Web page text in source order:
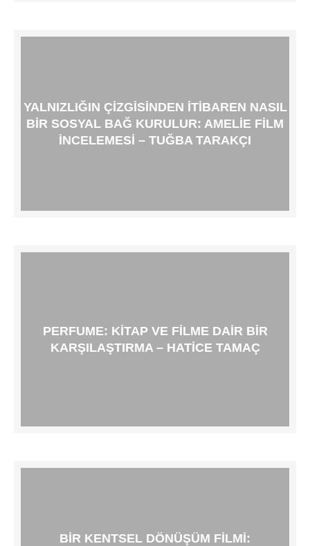
YALNIZLIĞIN ÇIZGISINDEN İTIBAREN NASIL
BIR SOSYAL BAĞ KURULUR: AMELIE FILM
İNCELEMESI – TUĞBA TARAKÇI
PERFUME: KITAP VE FILME DAIR BIR
KARŞILAŞTIRMA – HATICE TAMAÇ
BIR KENTSEL DÖNÜŞÜM FILMI: